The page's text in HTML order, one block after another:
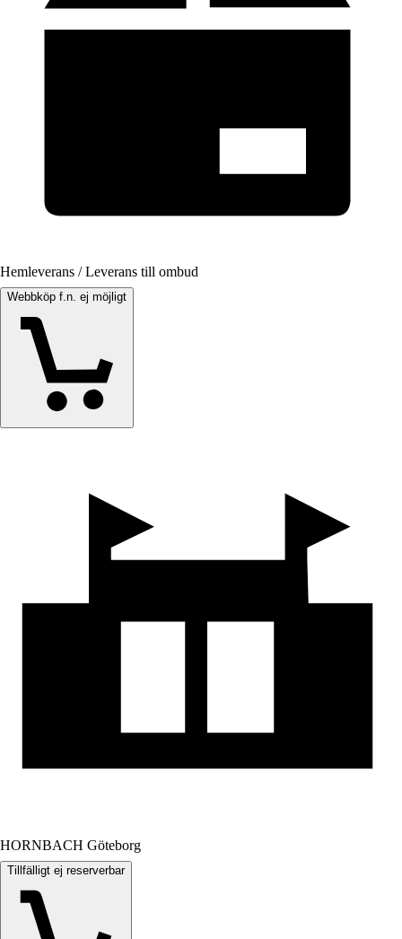
Hemleverans / Leverans till ombud
Webbköp f.n. ej möjligt
HORNBACH Göteborg
Tillfälligt ej reserverbar